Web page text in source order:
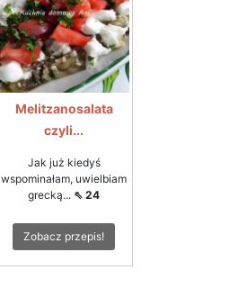
Melitzanosalata
czyli...
Jak już kiedyś
wspominałam, uwielbiam
grecką... ⇖ 24
Zobacz przepis!